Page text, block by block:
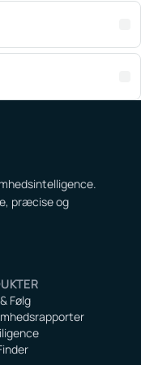
præcise og
Følg